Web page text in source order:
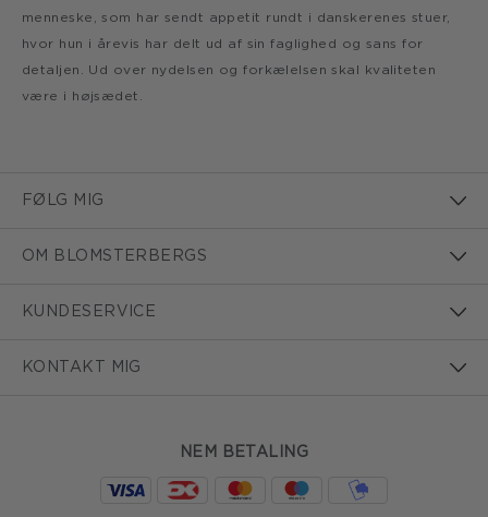
menneske, som har sendt appetit rundt i danskerenes stuer,
hvor hun i årevis har delt ud af sin faglighed og sans for
detaljen. Ud over nydelsen og forkælelsen skal kvaliteten
være i højsædet.
FØLG MIG
OM BLOMSTERBERGS
KUNDESERVICE
KONTAKT MIG
NEM BETALING